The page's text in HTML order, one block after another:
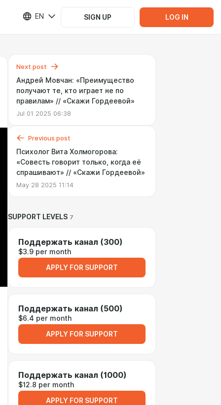
EN SIGN UP LOG IN
Next post
Андрей Мовчан: «Преимущество
получают те, кто играет не по
правилам» // «Скажи Гордеевой»
Jul 01 2025 06:38
Previous post
Психолог Вита Холмогорова:
«Cовесть говорит только, когда её
спрашивают» // «Cкажи Гордеевой»
May 28 2025 11:14
SUPPORT LEVELS 7
Поддержать канал (300)
$3.9 per month
APPLY FOR SUPPORT
Поддержать канал (500)
$6.4 per month
APPLY FOR SUPPORT
Поддержать канал (1000)
$12.8 per month
APPLY FOR SUPPORT